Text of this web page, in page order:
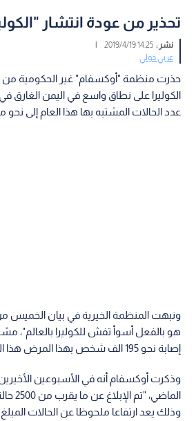
تحذير من عودة انتشار
نشر :14:25 2019/4/19
|
عربي دولي
حذرت منظمة "أوكسفام" غير الحكومية
الكوليرا على نطاق واسع في اليمن الغارق
عدد الحالات المشتبه بها هذا العام إلى نحو
ونبهت المنظمة الخيرية في بيان الخميس
هو بالفعل أسوأ تفش للكوليرا بالعالم"،
إصابة نحو 195 الف شخص بهذا المرض هذا العام.
وذكرت أوكسفام أنه في الأسبوعين
وذلك يعد ارتفاعا ملحوظا عن الحالات